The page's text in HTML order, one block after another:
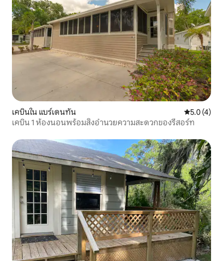
เคบินใน แบร์เดนทัน คะแนนเฉลี่
5.0 (4)
เคบิน 1 ห้องนอนพร้อมสิ่งอำนวยความสะดวกของรีสอร์ท